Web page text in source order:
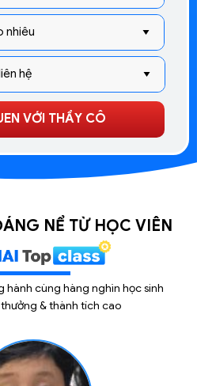
VỚI THẦY CÔ
NỂ TỪ HỌC VIÊN
hành cùng hàng nghìn học sinh
& thành tích cao